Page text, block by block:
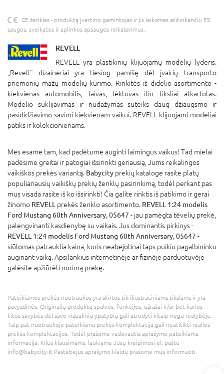
CE ženklas - produktą įvertino gamintojas ir jis laikomas atitinkančiu ES
saugos, sveikatos ir aplinkos apsaugos reikalavimus.
REVELL
REVELL yra plastikinių klijuojamų modelių lyderis.
„Revell“ dizaineriai yra tiesiog pamišę dėl įvairių transporto
priemonių mažų modelių kūrimo. Rinkitės iš didelio asortimento -
kiekvienas automobilis, laivas, lėktuvas itin tiksliai atkartotas.
Modelio suklijavimas ir nudažymas suteiks daug džiaugsmo ir
pasididžiavimo savimi kiekvienam vaikui. REVELL klijuojami modeliai
patiks ir kolekcionieriams.
Mes esame tam, kad padėtume auginti laimingus vaikus! Tad mielai
padėsime greitai ir patogiai išsirinkti geriausią, Jums reikalingos
vaikiškos prekės variantą. Babycity prekių kataloge rasite platų
populiariausių vaikiškų prekių ženklų pasirinkimą, todėl perkant pas
mus visada rasite iš ko išsirinkti! Čia galite rinktis iš patikimo ir gerai
žinomo REVELL prekės ženklo asortimento. REVELL 1:24 modelis
Ford Mustang 60th Anniversary, 05647 - jau pamėgta tėvelių prekė,
palengvinanti kasdienybę su vaikais. Jus dominantis pirkinys -
REVELL 1:24 modelis Ford Mustang 60th Anniversary, 05647 -
siūlomas patrauklia kaina, kuris neabejotinai taps puikiu pagalbininku
auginant vaiką. Apsilankius internetinėje ar fizinėje parduotuvėje
galėsite apžiūrėti norimą prekę.
Pateikiamos prekės nuotraukos yra skirtos tik iliustraciniams tikslams ir yra
pavyzdinės. Originalių produktų spalvos, funkcijos, užrašai ir/ar bet kurios
kitos savybės dėl savo vizualinių ypatybių gali atrodyti kitaip negu realybėje.
Taip pat nuotraukoje pateikiama prekės komplektacija gali neatitikti realios
prekės komplektacijos. Todėl prašome vadovautis aprašyme pateikiama
informacija. Kilus klausimams, laukiame Jūsų kreipimosi el. paštu
info@babycity.lt Pastebėjus aprašymo klaidų prašome mus informuoti.